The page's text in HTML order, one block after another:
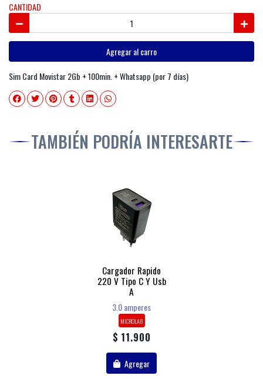
CANTIDAD
Agregar al carro
Sim Card Movistar 2Gb + 100min. + Whatsapp (por 7 días)
TAMBIÉN PODRÍA INTERESARTE
Cargador Rapido
220 V Tipo C Y Usb
A
3.0 amperes
MICROLAB
$ 11.900
Agregar